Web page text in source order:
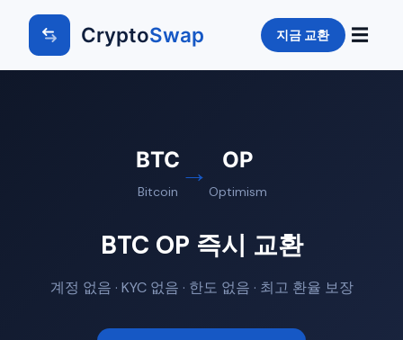
CryptoSwap 지금 교환 ☰
BTC
Bitcoin
→ OP
Optimism
BTC OP 즉시 교환
계정 없음 · KYC 없음 · 한도 없음 · 최고 환율 보장